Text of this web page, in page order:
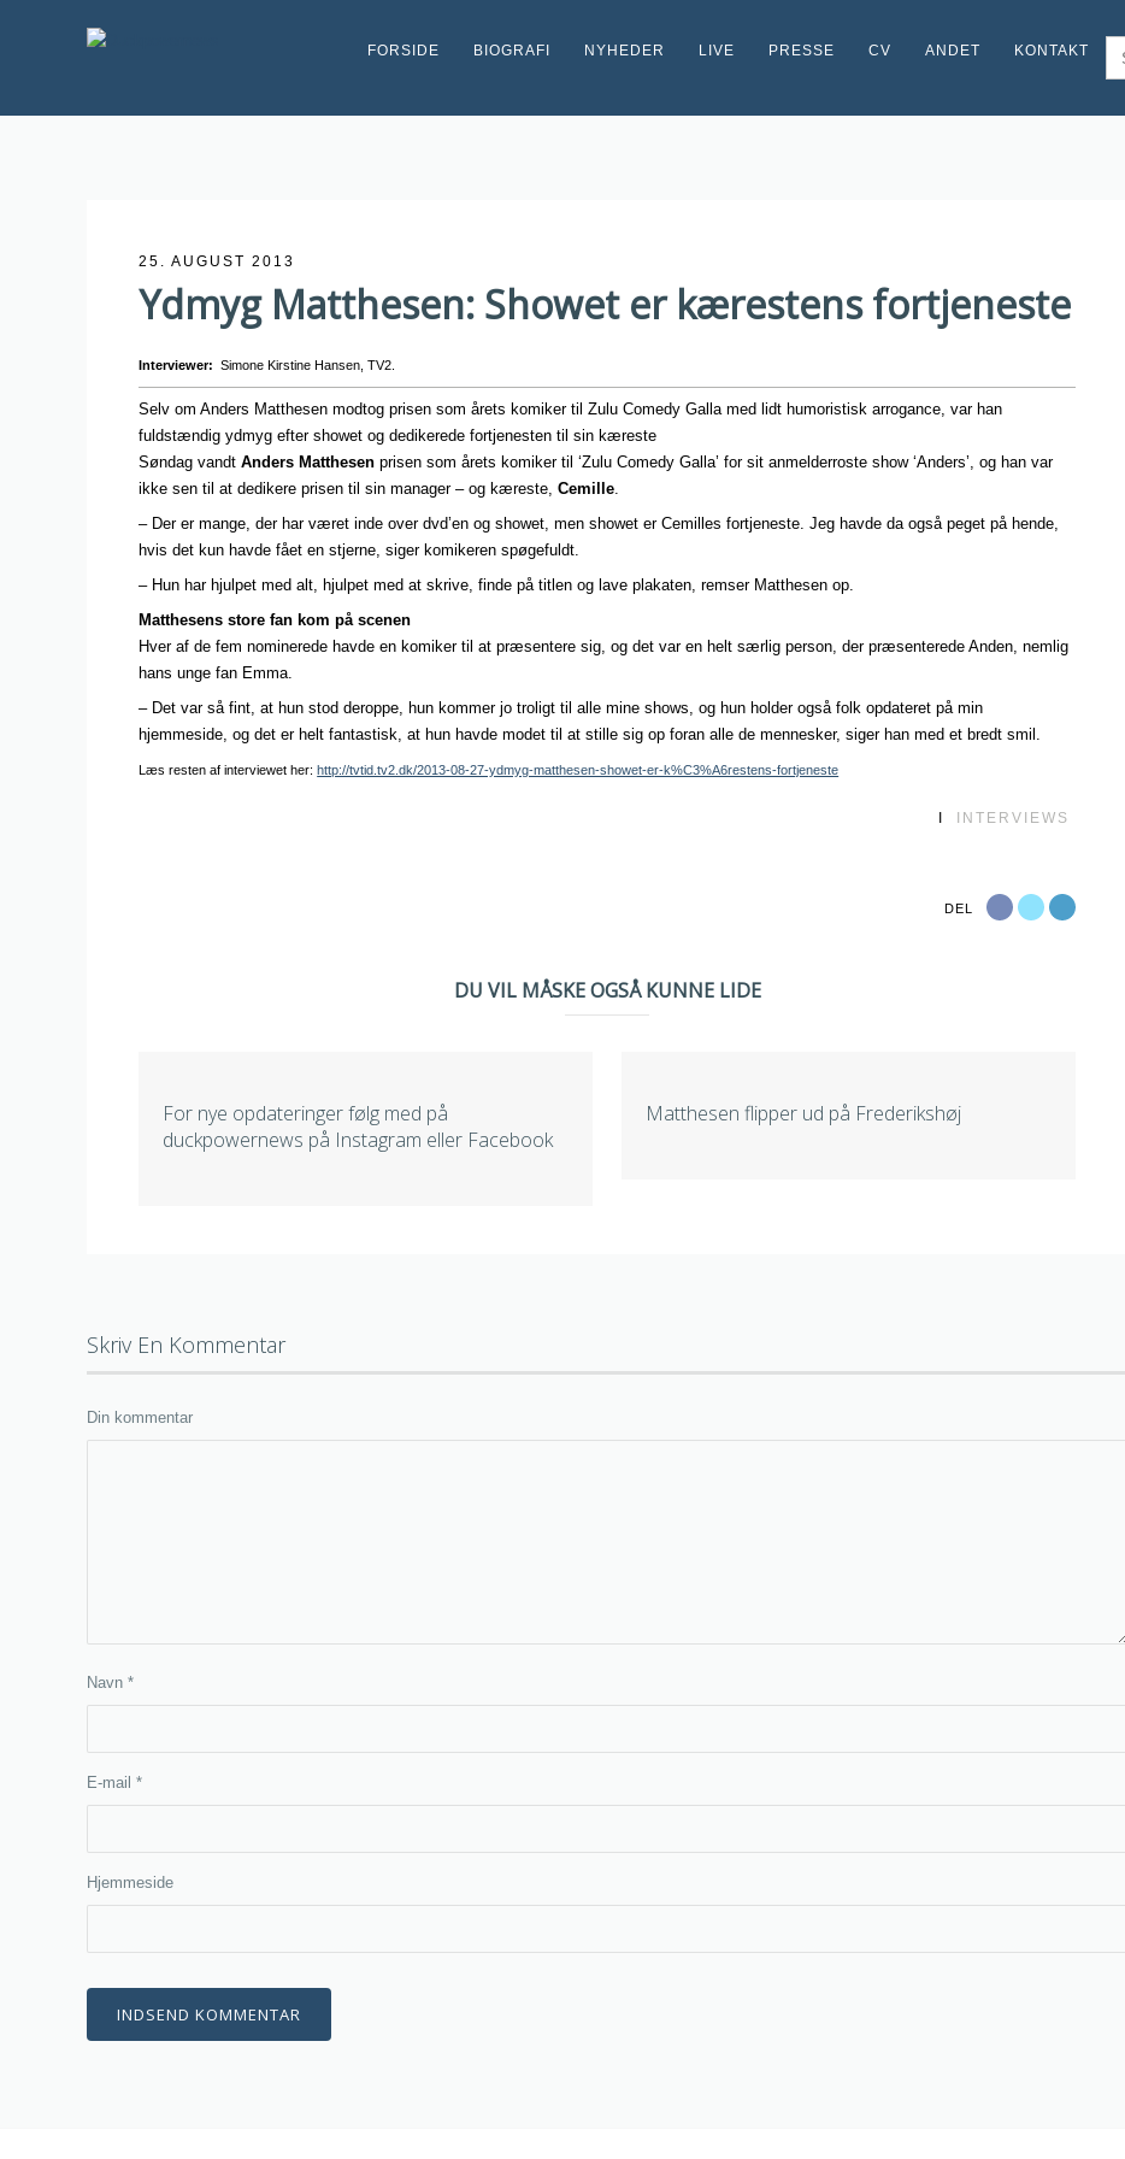
FORSIDE BIOGRAFI NYHEDER LIVE PRESSE CV ANDET KONTAKT
25. AUGUST 2013
Ydmyg Matthesen: Showet er kærestens fortjeneste
Interviewer: Simone Kirstine Hansen, TV2.
Selv om Anders Matthesen modtog prisen som årets komiker til Zulu Comedy Galla med lidt humoristisk arrogance, var han
fuldstændig ydmyg efter showet og dedikerede fortjenesten til sin kæreste
Søndag vandt Anders Matthesen prisen som årets komiker til ‘Zulu Comedy Galla’ for sit anmelderroste show ‘Anders’, og han var
ikke sen til at dedikere prisen til sin manager – og kæreste,Cemille.
– Der er mange, der har været inde over dvd’en og showet, men showet er Cemilles fortjeneste. Jeg havde da også peget på hende,
hvis det kun havde fået en stjerne, siger komikeren spøgefuldt.
– Hun har hjulpet med alt, hjulpet med at skrive, finde på titlen og lave plakaten, remser Matthesen op.
Matthesens store fan kom på scenen
Hver af de fem nominerede havde en komiker til at præsentere sig, og det var en helt særlig person, der præsenterede Anden, nemlig
hans unge fan Emma.
– Det var så fint, at hun stod deroppe, hun kommer jo troligt til alle mine shows, og hun holder også folk opdateret på min
hjemmeside, og det er helt fantastisk, at hun havde modet til at stille sig op foran alle de mennesker, siger han med et bredt smil.
Læs resten af interviewet her:http://tvtid.tv2.dk/2013-08-27-ydmyg-matthesen-showet-er-k%C3%A6restens-fortjeneste
INTERVIEWS
DEL
DU VIL MÅSKE OGSÅ KUNNE LIDE
For nye opdateringer følg med på
duckpowernews på Instagram eller Facebook
Matthesen flipper ud på Frederikshøj
Skriv En Kommentar
Din kommentar
Navn *
E-mail *
Hjemmeside